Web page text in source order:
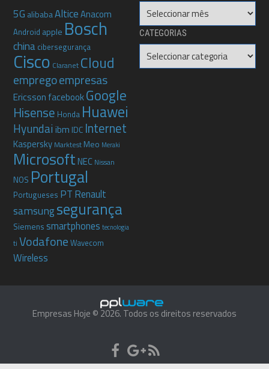
5G alibabaAlticeAnacom
Android apple Bosch
china cibersegurança
Cisco Claranet Cloud
empregoempresas
Ericsson facebookGoogle
Hisense Honda Huawei
Hyundai ibm IDC Internet
Kaspersky Marktest Meo Meraki
MicrosoftNEC Nissan
NOS Portugal
Portugueses PT Renault
samsungsegurança
Siemenssmartphones tecnologia
ti Vodafone Wavecom
Wireless
Arquivo
CATEGORIAS
Categorias
Empresas Hoje © 2026. Todos os direitos reservados